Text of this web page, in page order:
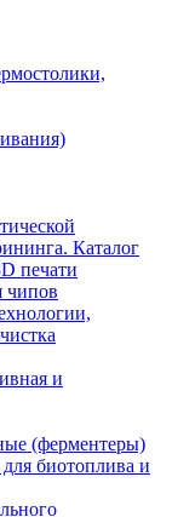
Каталог
печати
чипов
и
(ферментеры)
биотоплива и